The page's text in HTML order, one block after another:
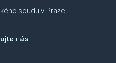
soudu v Praze
nás